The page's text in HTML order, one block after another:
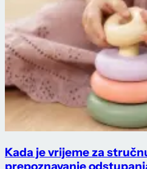
Kada je vrijeme za
prepoznavanje